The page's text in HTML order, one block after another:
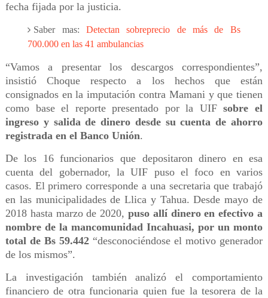
fecha fijada por la justicia.
Saber mas:Detectan sobreprecio de más de Bs
700.000 en las 41 ambulancias
“Vamos a presentar los descargos correspondientes”,
insistió Choque respecto a los hechos que están
consignados en la imputación contra Mamani y que tienen
como base el reporte presentado por la UIFsobre el
ingreso y salida de dinero desde su cuenta de ahorro
registrada en el Banco Unión.
De los 16 funcionarios que depositaron dinero en esa
cuenta del gobernador, la UIF puso el foco en varios
casos. El primero corresponde a una secretaria que trabajó
en las municipalidades de Llica y Tahua. Desde mayo de
2018 hasta marzo de 2020, puso allí dinero en efectivo a
nombre de la mancomunidad Incahuasi, por un monto
total de Bs 59.442 “desconociéndose el motivo generador
de los mismos”.
La investigación también analizó el comportamiento
financiero de otra funcionaria quien fue la tesorera de la